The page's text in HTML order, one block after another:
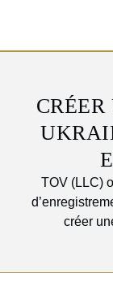
TOV (LLC)
créer